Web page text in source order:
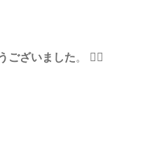
ございました。 🙇‍♂️